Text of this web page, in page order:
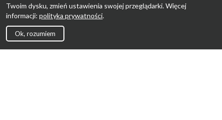
Twoim dysku, zmień ustawienia swojej przeglądarki. Więcej
informacji: polityka prywatności.
Ok, rozumiem